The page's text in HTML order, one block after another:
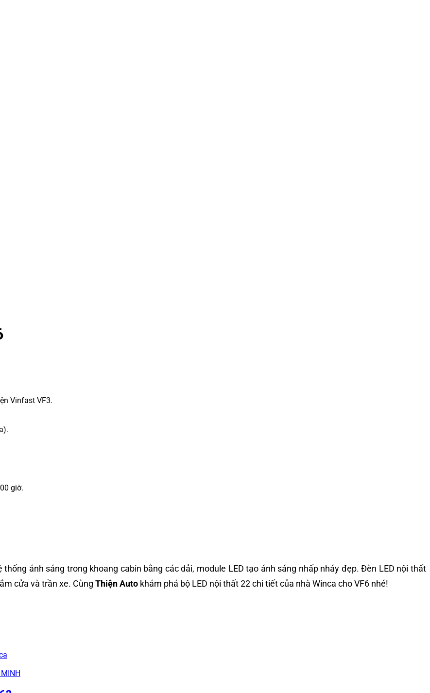
Vinfast VF3.
giờ.
thống ánh sáng trong khoang cabin bằng các dải, module LED tạo ánh sáng nhấp nháy đẹp. Đèn LED nội thất
cửa và trần xe. Cùng Thiện Auto khám phá bộ LED nội thất 22 chi tiết của nhà Winca cho VF6 nhé!